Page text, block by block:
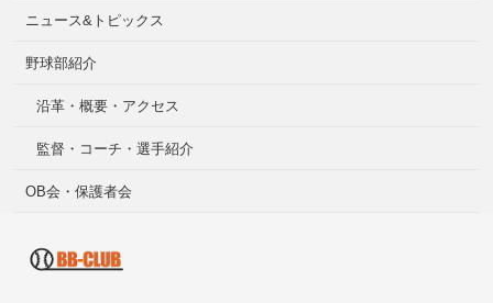
ニュース&トピックス
野球部紹介
沿革・概要・アクセス
監督・コーチ・選手紹介
OB会・保護者会